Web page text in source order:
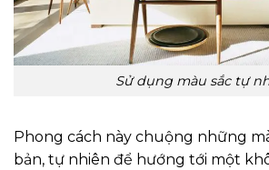
Sử dụng màu sắc tự
Phong cách này chuộng những
bản, tự nhiên để hướng tới một